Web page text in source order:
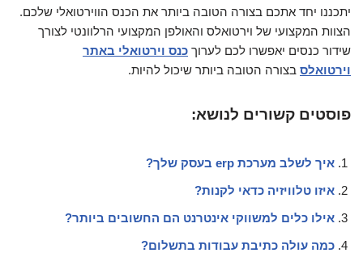
יתכננו יחד אתכם בצורה הטובה ביותר את הכנס הווירטואלי שלכם.
הצוות המקצועי של וירטואלס והאולפן המקצועי הרלוונטי לצורך
שידור כנסים יאפשרו לכם לערוך כנס וירטואלי באתר
וירטואלס בצורה הטובה ביותר שיכול להיות.
פוסטים קשורים לנושא:
איך לשלב מערכת erp בעסק שלך?
איזו טלוויזיה כדאי לקנות?
אילו כלים למשווקי אינטרנט הם החשובים ביותר?
כמה עולה כתיבת עבודות בתשלום?